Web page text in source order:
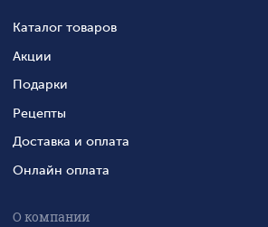
Каталог товаров
Акции
Подарки
Рецепты
Доставка и оплата
Онлайн оплата
О компании